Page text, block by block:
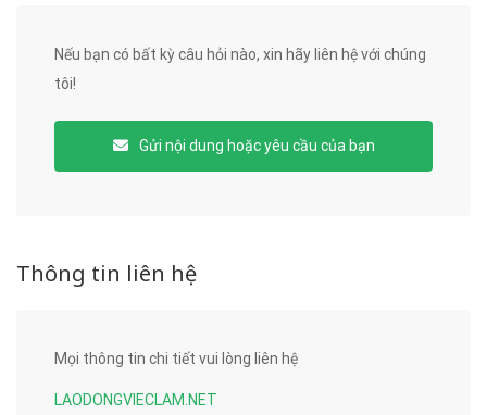
Nếu bạn có bất kỳ câu hỏi nào, xin hãy liên hệ với chúng
tôi!
Gửi nội dung hoặc yêu cầu của bạn
Thông tin liên hệ
Mọi thông tin chi tiết vui lòng liên hệ
LAODONGVIECLAM.NET